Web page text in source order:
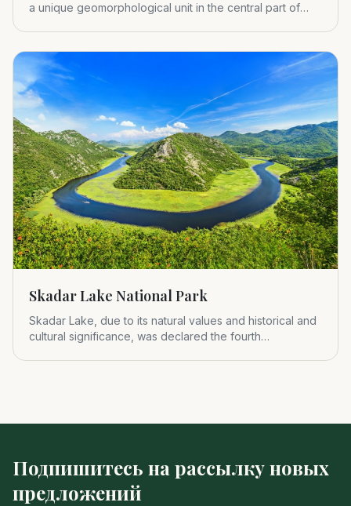
a unique geomorphological unit in the central part of
Skadar Lake National Park
Skadar Lake, due to its natural values and historical and
cultural significance, was declared the fourth
Подпишитесь на рассылку новых
предложений